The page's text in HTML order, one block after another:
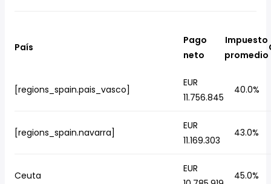
País
Pago
neto
Impuesto
promedio
[regions_spain.pais_vasco]
EUR
11.756.845
40.0%
[regions_spain.navarra]
EUR
11.169.303
43.0%
Ceuta
EUR
45.0%